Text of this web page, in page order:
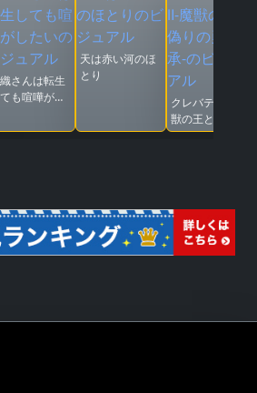
さんは転生
も喧嘩がし
天は赤い河のほ
とり
クレバテスⅡ-魔
獣の王と偽りの
勇者伝承-